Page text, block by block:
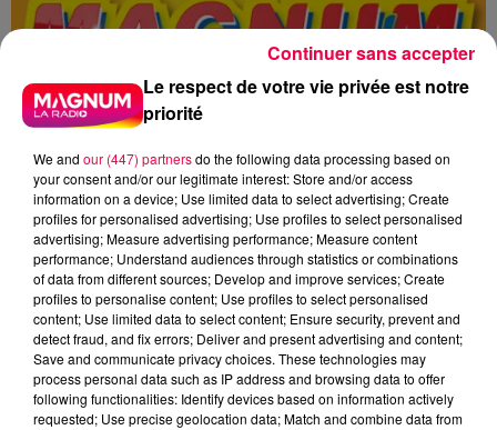
Le respect de votre vie privée est notre
priorité
We and our (447) partnersdo the following data processing based on
your consent and/or our legitimate interest: Store and/or access
information on a device; Use limited data to select advertising; Create
profiles for personalised advertising; Use profiles to select personalised
advertising; Measure advertising performance; Measure content
performance; Understand audiences through statistics or combinations
of data from different sources; Develop and improve services; Create
profiles to personalise content; Use profiles to select personalised
content; Use limited data to select content; Ensure security, prevent and
detect fraud, and fix errors; Deliver and present advertising and content;
Save and communicate privacy choices. These technologies may
process personal data such as IP address and browsing data to offer
following functionalities: Identify devices based on information actively
requested; Use precise geolocation data; Match and combine data from
Continuer sans accepter